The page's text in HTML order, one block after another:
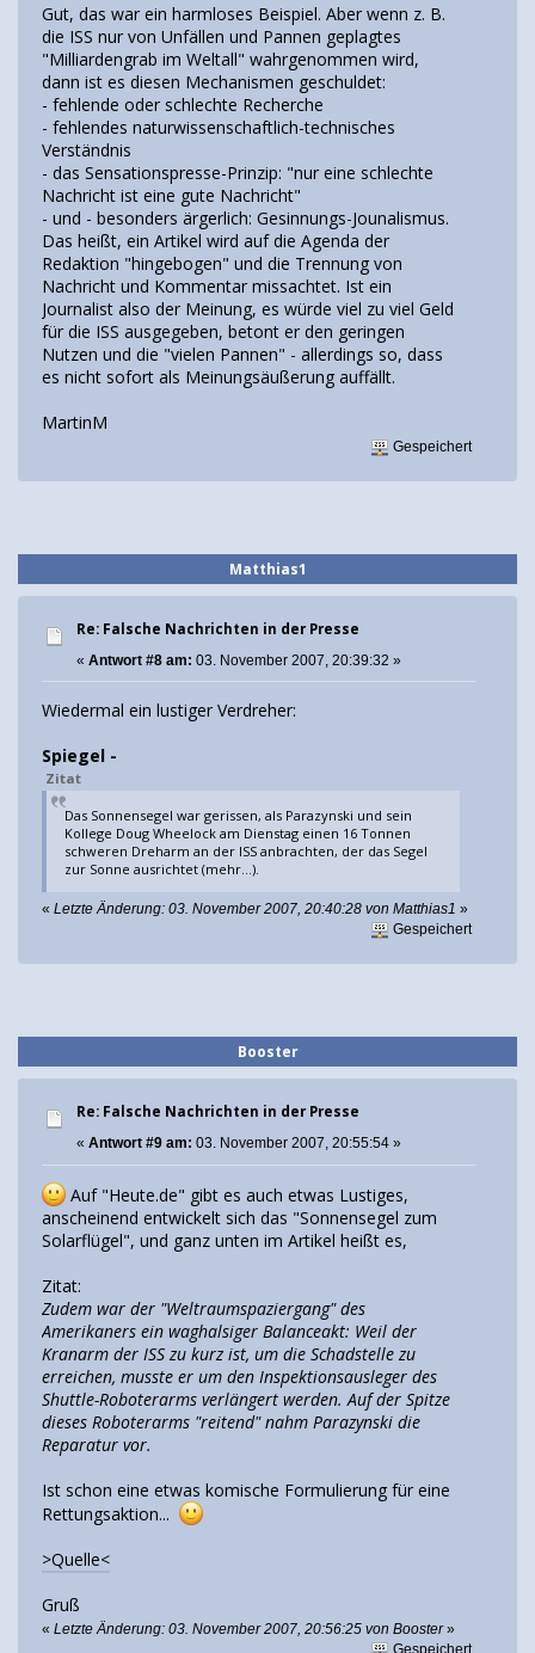
Gut, das war ein harmloses Beispiel. Aber wenn z. B.
die ISS nur von Unfällen und Pannen geplagtes
"Milliardengrab im Weltall" wahrgenommen wird,
dann ist es diesen Mechanismen geschuldet:
- fehlende oder schlechte Recherche
- fehlendes naturwissenschaftlich-technisches
Verständnis
- das Sensationspresse-Prinzip: "nur eine schlechte
Nachricht ist eine gute Nachricht"
- und - besonders ärgerlich: Gesinnungs-Jounalismus.
Das heißt, ein Artikel wird auf die Agenda der
Redaktion "hingebogen" und die Trennung von
Nachricht und Kommentar missachtet. Ist ein
Journalist also der Meinung, es würde viel zu viel Geld
für die ISS ausgegeben, betont er den geringen
Nutzen und die "vielen Pannen" - allerdings so, dass
es nicht sofort als Meinungsäußerung auffällt.
MartinM
Gespeichert
Matthias1
Re: Falsche Nachrichten in der Presse
« Antwort #8 am: 03. November 2007, 20:39:32 »
Wiedermal ein lustiger Verdreher:
Spiegel -
Zitat
Das Sonnensegel war gerissen, als Parazynski und sein
Kollege Doug Wheelock am Dienstag einen 16 Tonnen
schweren Dreharm an der ISS anbrachten, der das Segel
zur Sonne ausrichtet (mehr...).
« Letzte Änderung: 03. November 2007, 20:40:28 von Matthias1 »
Gespeichert
Booster
Re: Falsche Nachrichten in der Presse
« Antwort #9 am: 03. November 2007, 20:55:54 »
Auf "Heute.de" gibt es auch etwas Lustiges,
anscheinend entwickelt sich das "Sonnensegel zum
Solarflügel", und ganz unten im Artikel heißt es,
Zitat:
Zudem war der "Weltraumspaziergang" des
Amerikaners ein waghalsiger Balanceakt: Weil der
Kranarm der ISS zu kurz ist, um die Schadstelle zu
erreichen, musste er um den Inspektionsausleger des
Shuttle-Roboterarms verlängert werden. Auf der Spitze
dieses Roboterarms "reitend" nahm Parazynski die
Reparatur vor.
Ist schon eine etwas komische Formulierung für eine
Rettungsaktion...
>Quelle<
Gruß
« Letzte Änderung: 03. November 2007, 20:56:25 von Booster»
Gespeichert